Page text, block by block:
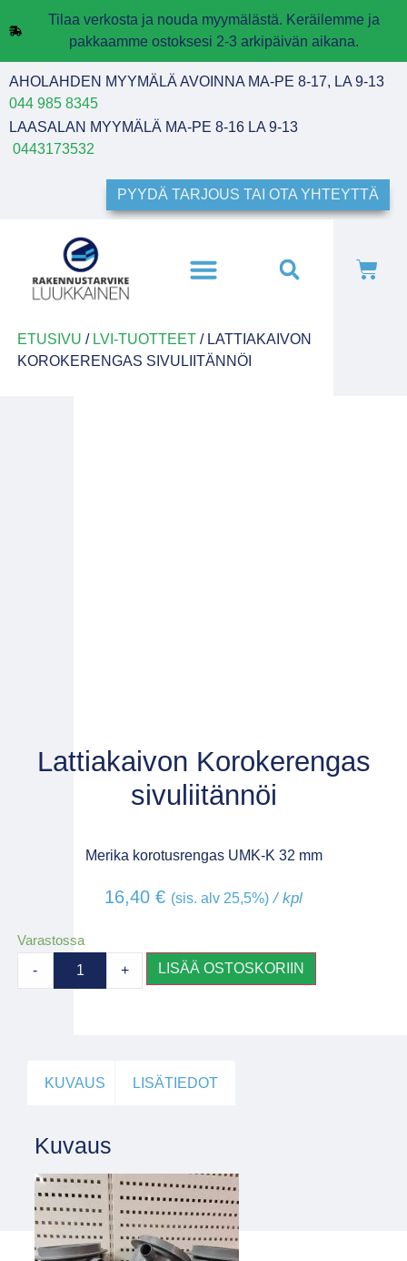
Tilaa verkosta ja nouda myymälästä. Keräilemme ja
pakkaamme ostoksesi 2-3 arkipäivän aikana.
AHOLAHDEN MYYMÄLÄ AVOINNA MA-PE 8-17, LA 9-13
044 985 8345
LAASALAN MYYMÄLÄ MA-PE 8-16 LA 9-13
0443173532
PYYDÄ TARJOUS TAI OTA YHTEYTTÄ
ETUSIVU / LVI-TUOTTEET/ LATTIAKAIVON
KOROKERENGAS SIVULIITÄNNÖI
Lattiakaivon Korokerengas
sivuliitännöi
Merika korotusrengas UMK-K 32 mm
16,40 € (sis. alv 25,5%) / kpl
Varastossa
- + LISÄÄ OSTOSKORIIN
KUVAUS LISÄTIEDOT
Kuvaus